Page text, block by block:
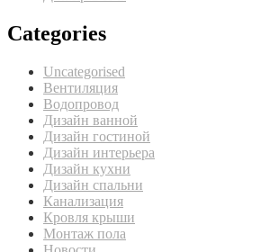
Categories
Uncategorised
Вентиляция
Водопровод
Дизайн ванной
Дизайн гостиной
Дизайн интерьера
Дизайн кухни
Дизайн спальни
Канализация
Кровля крыши
Монтаж пола